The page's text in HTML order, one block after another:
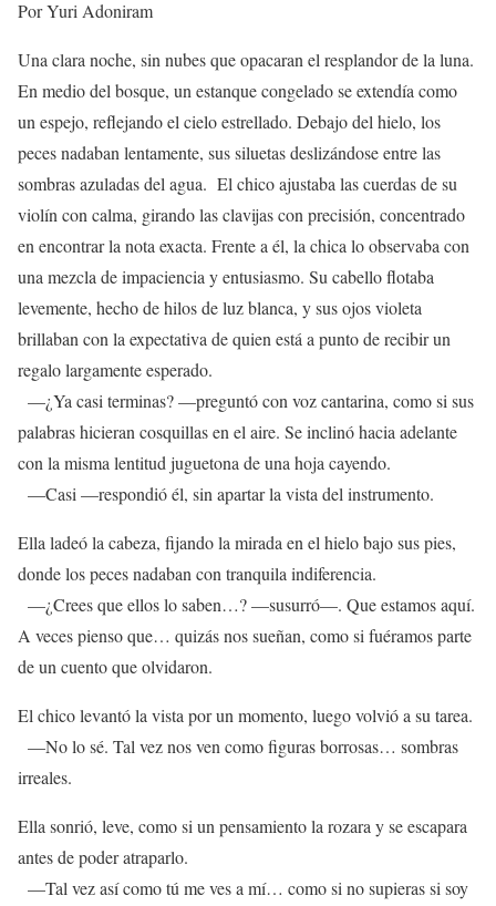
Por Yuri Adoniram
Una clara noche, sin nubes que opacaran el resplandor de la luna.
En medio del bosque, un estanque congelado se extendía como
un espejo, reflejando el cielo estrellado. Debajo del hielo, los
peces nadaban lentamente, sus siluetas deslizándose entre las
sombras azuladas del agua. El chico ajustaba las cuerdas de su
violín con calma, girando las clavijas con precisión, concentrado
en encontrar la nota exacta. Frente a él, la chica lo observaba con
una mezcla de impaciencia y entusiasmo. Su cabello flotaba
levemente, hecho de hilos de luz blanca, y sus ojos violeta
brillaban con la expectativa de quien está a punto de recibir un
regalo largamente esperado.
—¿Ya casi terminas? —preguntó con voz cantarina, como si sus
palabras hicieran cosquillas en el aire. Se inclinó hacia adelante
con la misma lentitud juguetona de una hoja cayendo.
—Casi —respondió él, sin apartar la vista del instrumento.
Ella ladeó la cabeza, fijando la mirada en el hielo bajo sus pies,
donde los peces nadaban con tranquila indiferencia.
—¿Crees que ellos lo saben…? —susurró—. Que estamos aquí.
A veces pienso que… quizás nos sueñan, como si fuéramos parte
de un cuento que olvidaron.
El chico levantó la vista por un momento, luego volvió a su tarea.
—No lo sé. Tal vez nos ven como figuras borrosas… sombras
irreales.
Ella sonrió, leve, como si un pensamiento la rozara y se escapara
antes de poder atraparlo.
—Tal vez así como tú me ves a mí… como si no supieras si soy